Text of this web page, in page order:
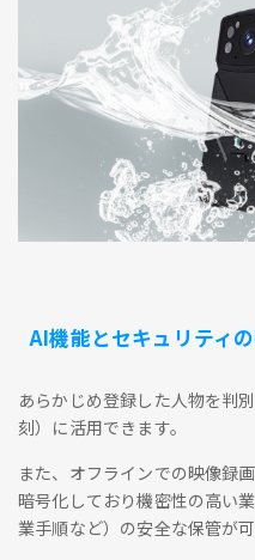
AI機能とセキュリティ
あらかじめ登録した人物を判
刻）に活用できます。
また、オフラインでの映像録
暗号化しており機密性の高い
業手順など）の安全な保管が可